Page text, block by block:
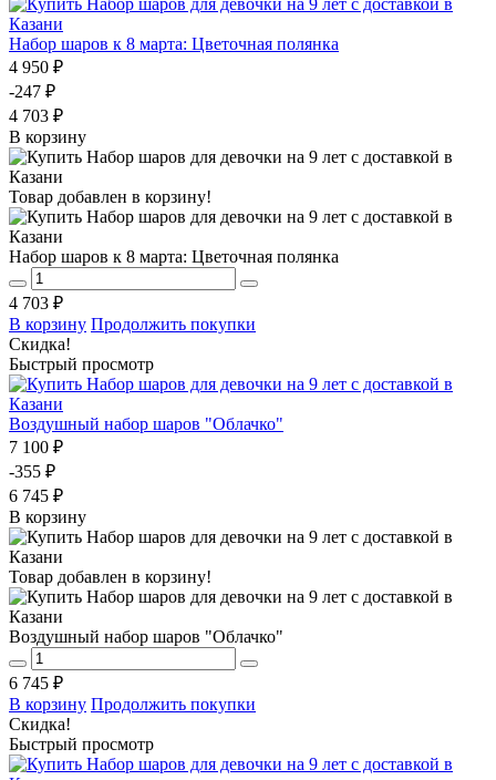
Набор шаров к 8 марта: Цветочная полянка
4 950 ₽
-247 ₽
4 703 ₽
В корзину
Товар добавлен в корзину!
Набор шаров к 8 марта: Цветочная полянка
4 703 ₽
В корзину Продолжить покупки
Скидка!
Быстрый просмотр
Воздушный набор шаров "Облачко"
7 100 ₽
-355 ₽
6 745 ₽
В корзину
Товар добавлен в корзину!
Воздушный набор шаров "Облачко"
6 745 ₽
В корзину Продолжить покупки
Скидка!
Быстрый просмотр